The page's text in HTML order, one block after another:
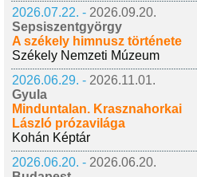
2026.07.22. - 2026.09.20.
Sepsiszentgyörgy
A székely himnusz története
Székely Nemzeti Múzeum
2026.06.29. - 2026.11.01.
Gyula
Minduntalan. Krasznahorkai
László prózavilága
Kohán Képtár
2026.06.20. - 2026.06.20.